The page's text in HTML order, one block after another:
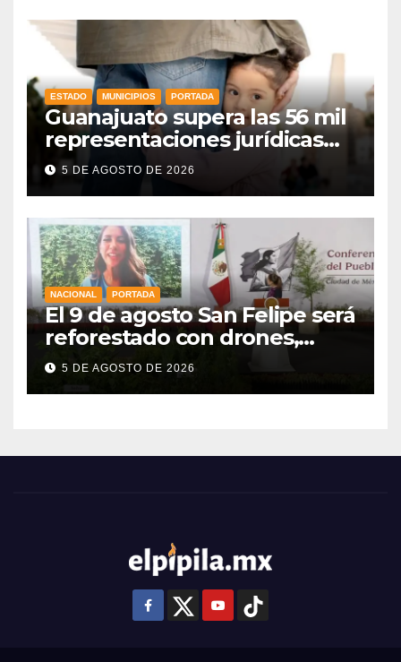
ESTADO MUNICIPIOS PORTADA
Guanajuato supera las 56 mil
representaciones jurídicas
para tutelar los derechos de
la niñez
5 DE AGOSTO DE 2026
NACIONAL PORTADA
El 9 de agosto San Felipe será
reforestado con drones,
como parte de la Jornada
Nacional a la que se suma
5 DE AGOSTO DE 2026